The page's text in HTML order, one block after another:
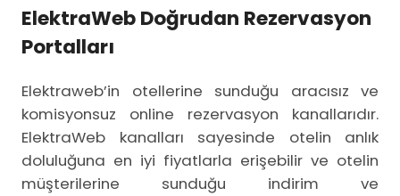
ElektraWeb Doğrudan Rezervasyon
Portalları
Elektraweb’in otellerine sunduğu aracısız ve
komisyonsuz online rezervasyon kanallarıdır.
ElektraWeb kanalları sayesinde otelin anlık
doluluğuna en iyi fiyatlarla erişebilir ve otelin
müşterilerine sunduğu indirim ve